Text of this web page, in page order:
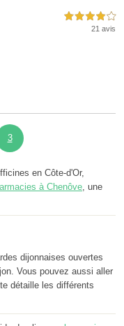
4,0 étoiles sur 5
21 avis
3
en Côte-d'Or,
à Chenôve , une
dijonnaises ouvertes
Vous pouvez aussi aller
détaille les différents